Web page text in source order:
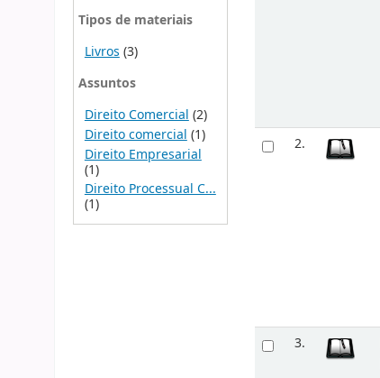
Tipos de materiais
Livros (3)
Assuntos
Direito Comercial (2)
Direito comercial (1)
Direito Empresarial
(1)
Direito Processual C...
(1)
2.
3.